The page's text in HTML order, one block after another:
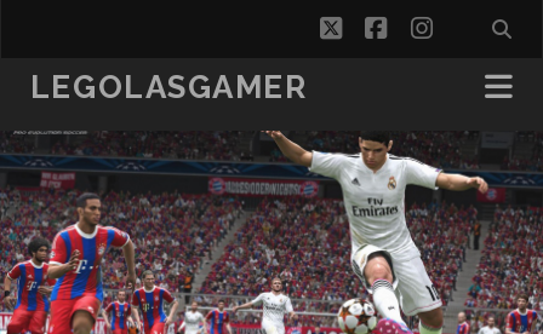
twitterfacebook
LEGOLASGAMER